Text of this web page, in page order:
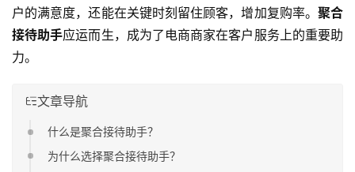
户的满意度，还能在关键时刻留住顾客，增加复购率。 聚合
接待助手应运而生，成为了电商商家在客户服务上的重要助
力。
文章导航
什么是聚合接待助手？
为什么选择聚合接待助手？